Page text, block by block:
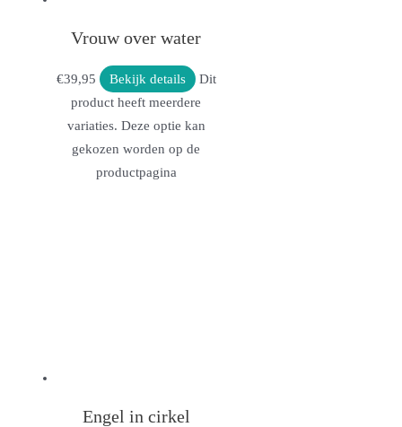
Vrouw over water
€39,95 Bekijk details
Dit
product heeft meerdere
variaties. Deze optie kan
gekozen worden op de
productpagina
Engel in cirkel